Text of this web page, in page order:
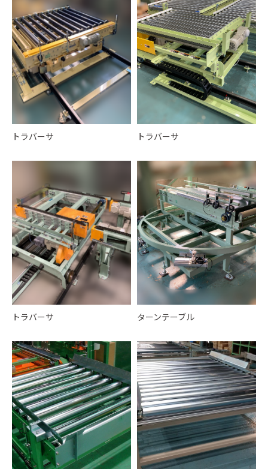
トラバーサ トラバーサ
トラバーサ ターンテーブル